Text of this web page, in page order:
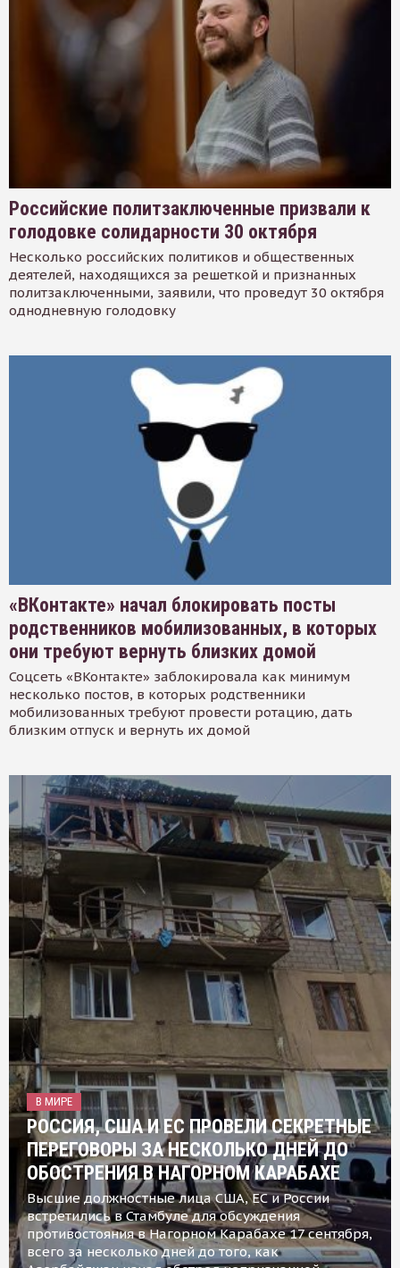
Российские политзаключенные призвали к
голодовке солидарности 30 октября
Несколько российских политиков и общественных
деятелей, находящихся за решеткой и признанных
политзаключенными, заявили, что проведут 30 октября
однодневную голодовку
«ВКонтакте» начал блокировать посты
родственников мобилизованных, в которых
они требуют вернуть близких домой
Соцсеть «ВКонтакте» заблокировала как минимум
несколько постов, в которых родственники
мобилизованных требуют провести ротацию, дать
близким отпуск и вернуть их домой
В МИРЕ
РОССИЯ, США И ЕС ПРОВЕЛИ СЕКРЕТНЫЕ
ПЕРЕГОВОРЫ ЗА НЕСКОЛЬКО ДНЕЙ ДО
ОБОСТРЕНИЯ В НАГОРНОМ КАРАБАХЕ
Высшие должностные лица США, ЕС и России
встретились в Стамбуле для обсуждения
противостояния в Нагорном Карабахе 17 сентября,
всего за несколько дней до того, как